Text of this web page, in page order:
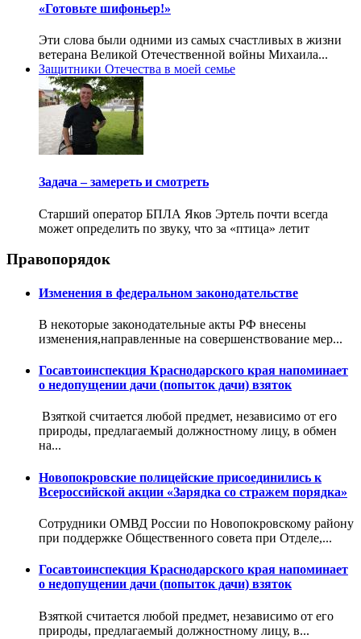
«Готовьте шифоньер!»
Эти слова были одними из самых счастливых в жизни
ветерана Великой Отечественной войны Михаила...
Защитники Отечества в моей семье
Задача – замереть и смотреть
Старший оператор БПЛА Яков Эртель почти всегда
может определить по звуку, что за «птица» летит
Правопорядок
Изменения в федеральном законодательстве
В некоторые законодательные акты РФ внесены
изменения,направленные на совершенствование мер...
Госавтоинспекция Краснодарского края напоминает
о недопущении дачи (попыток дачи) взяток
Взяткой считается любой предмет, независимо от его
природы, предлагаемый должностному лицу, в обмен
на...
Новопокровские полицейские присоединились к
Всероссийской акции «Зарядка со стражем порядка»
Сотрудники ОМВД России по Новопокровскому району
при поддержке Общественного совета при Отделе,...
Госавтоинспекция Краснодарского края напоминает
о недопущении дачи (попыток дачи) взяток
Взяткой считается любой предмет, независимо от его
природы, предлагаемый должностному лицу, в...